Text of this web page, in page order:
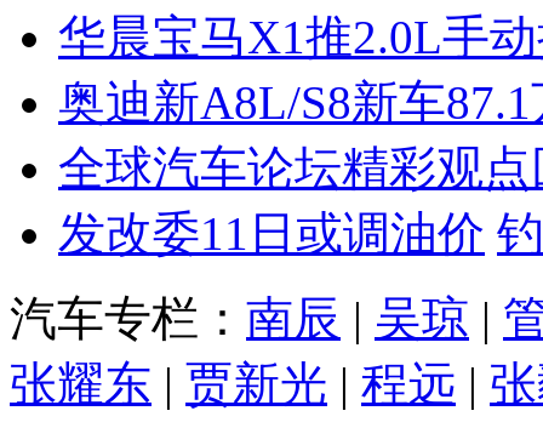
华晨宝马X1推2.0L手
奥迪新A8L/S8新车
全球汽车论坛精彩观点
发改委11日或调油价
汽车专栏： 南辰 | 吴琼 |
张耀东 | 贾新光 | 程远 |